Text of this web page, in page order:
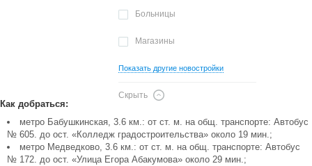
Больницы
Магазины
Показать другие новостройки
Скрыть
Как добраться:
метро Бабушкинская, 3.6 км.: от ст. м. на общ. транспорте: Автобус
№ 605. до ост. «Колледж градостроительства» около 19 мин.;
метро Медведково, 3.6 км.: от ст. м. на общ. транспорте: Автобус
№ 172. до ост. «Улица Егора Абакумова» около 29 мин.;